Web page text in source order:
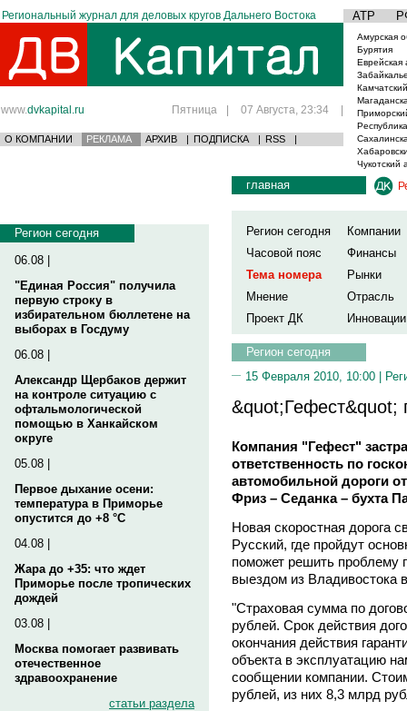
Региональный журнал для деловых кругов Дальнего Востока АТР
www.dvkapital.ru Пятница | 07 Августа, 23:34 |
О КОМПАНИИ РЕКЛАМА АРХИВ | ПОДПИСКА | RSS |
Амурская
Бурятия
Еврейская
Чукотский
Регион сегодня
06.08 |
"Единая Россия" получила
первую строку в
избирательном бюллетене на
выборах в Госдуму
06.08 |
Александр Щербаков держит
на контроле ситуацию с
офтальмологической
помощью в Ханкайском
округе
05.08 |
Первое дыхание осени:
температура в Приморье
опустится до +8 °C
04.08 |
Жара до +35: что ждет
Приморье после тропических
дождей
03.08 |
Москва помогает развивать
отечественное
здравоохранение
статьи раздела
главная
Регион сегодня
Компании
Часовой пояс
Финансы
Тема номера
Рынки
Мнение
Отрасль
Проект ДК
Инновации
Регион сегодня
15 Февраля 2010, 10:00 |
&quot;Гефест&quot;
Компания "Гефест"
ответственность по
автомобильной дороги
Фриз – Седанка – бухта
Новая скоростная дорога
Русский, где пройдут
поможет решить проблему
выездом из Владивостока
"Страховая сумма по
рублей. Срок действия
окончания действия
объекта в эксплуатацию
сообщении компании.
рублей, из них 8,3 млрд